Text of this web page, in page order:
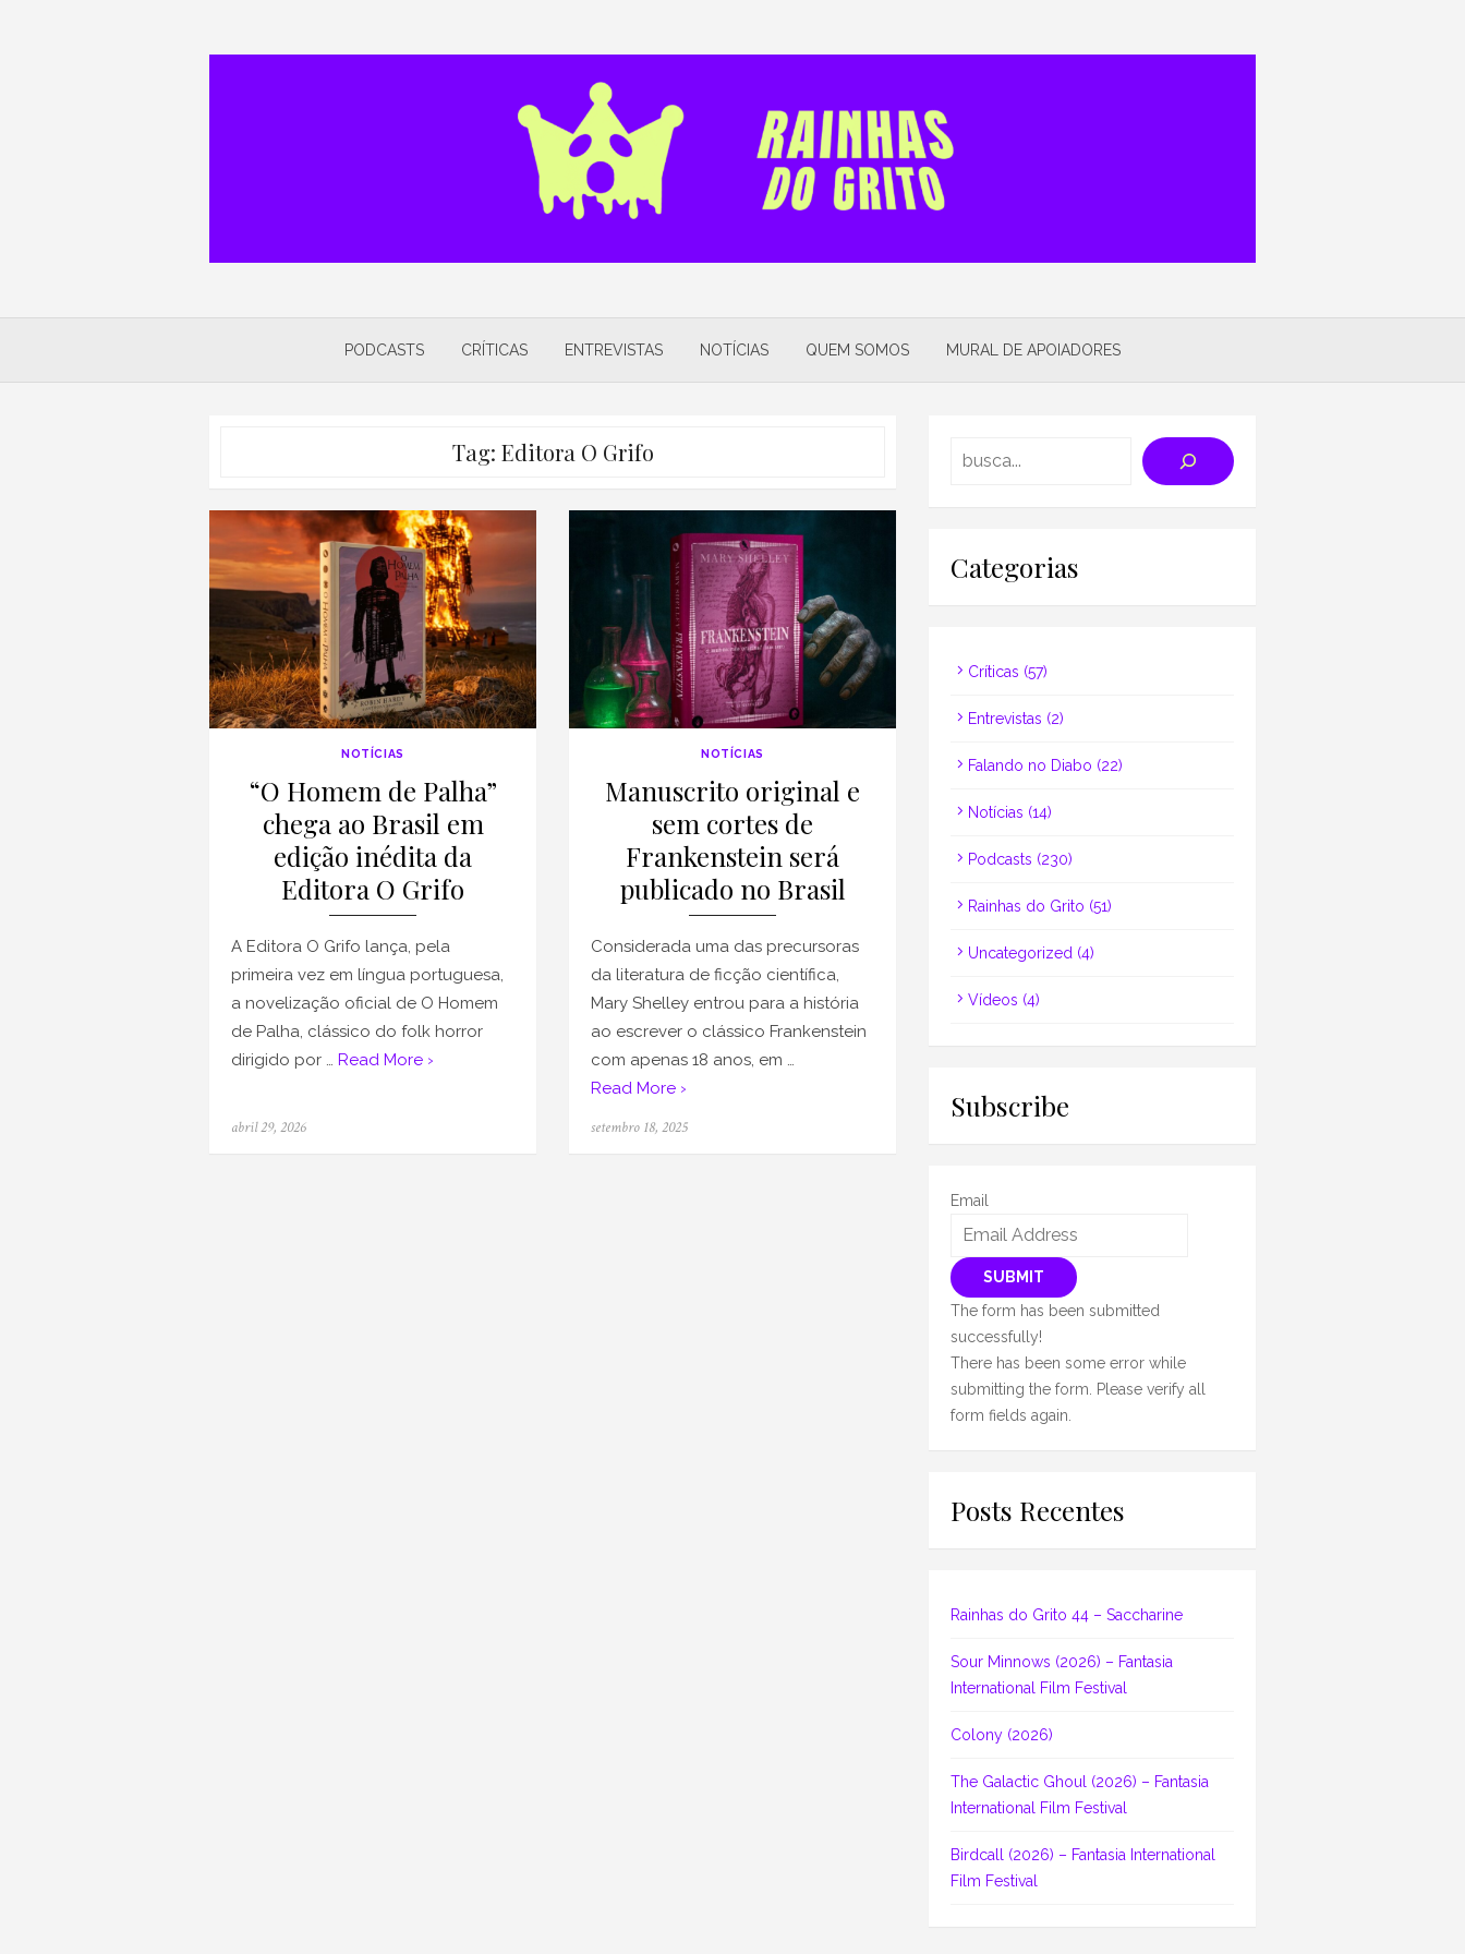
PODCASTS CRÍTICAS ENTREVISTAS NOTÍCIAS QUEM SOMOS MURAL DE APOIADORES
Tag: Editora O Grifo
NOTÍCIAS
“O Homem de Palha”
chega ao Brasil em
edição inédita da
Editora O Grifo
A Editora O Grifo lança, pela
primeira vez em língua portuguesa,
a novelização oficial de O Homem
de Palha, clássico do folk horror
dirigido por … Read More ›
Posted
abril 29, 2026
NOTÍCIAS
Manuscrito original e
sem cortes de
Frankenstein será
publicado no Brasil
Considerada uma das precursoras
da literatura de ficção científica,
Mary Shelley entrou para a história
ao escrever o clássico Frankenstein
com apenas 18 anos, em …
Read More ›
Posted
setembro 18, 2025
Categorias
Críticas (57)
Entrevistas (2)
Falando no Diabo (22)
Notícias (14)
Podcasts (230)
Rainhas do Grito (51)
Uncategorized (4)
Vídeos (4)
Subscribe
Email
SUBMIT
The form has been submitted
successfully!
There has been some error while
submitting the form. Please verify all
form fields again.
Posts Recentes
Rainhas do Grito 44 – Saccharine
Sour Minnows (2026) – Fantasia
International Film Festival
Colony (2026)
The Galactic Ghoul (2026) – Fantasia
International Film Festival
Birdcall (2026) – Fantasia International
Film Festival